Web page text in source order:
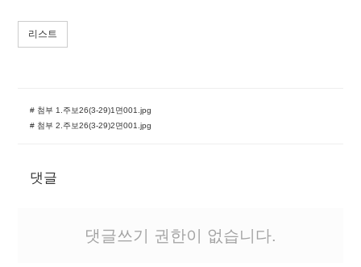
리스트
# 첨부 1.주보26(3-29)1면001.jpg
# 첨부 2.주보26(3-29)2면001.jpg
댓글
댓글쓰기 권한이 없습니다.